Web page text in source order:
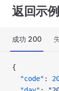
返回示例
成功 200
{
  "code"
: